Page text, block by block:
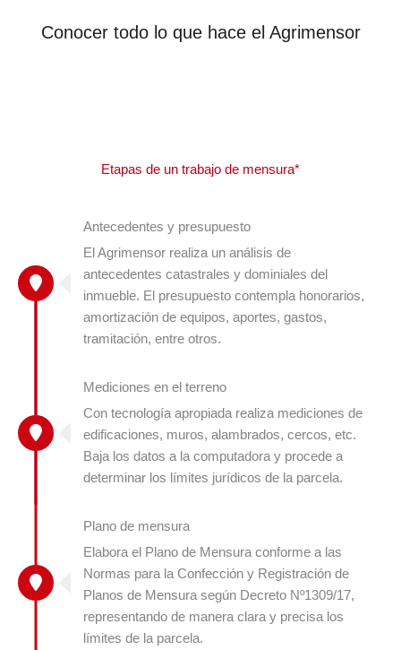
Conocer todo lo que hace el Agrimensor
Etapas de un trabajo de mensura*
Antecedentes y presupuesto
El Agrimensor realiza un análisis de
antecedentes catastrales y dominiales del
inmueble. El presupuesto contempla honorarios,
amortización de equipos, aportes, gastos,
tramitación, entre otros.
Mediciones en el terreno
Con tecnología apropiada realiza mediciones de
edificaciones, muros, alambrados, cercos, etc.
Baja los datos a la computadora y procede a
determinar los límites jurídicos de la parcela.
Plano de mensura
Elabora el Plano de Mensura conforme a las
Normas para la Confección y Registración de
Planos de Mensura según Decreto Nº1309/17,
representando de manera clara y precisa los
límites de la parcela.